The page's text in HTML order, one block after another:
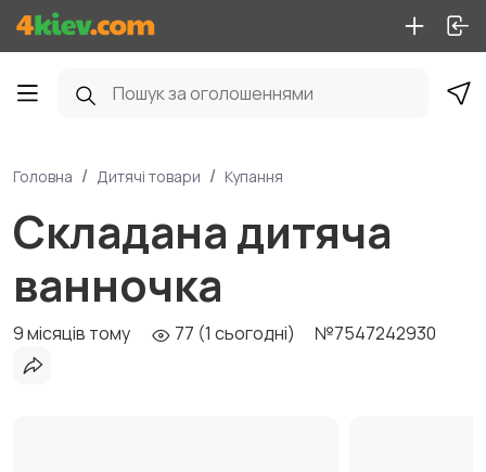
Головна Дитячі товари Купання
Складана дитяча
ванночка
9 місяців тому 77 (1 сьогодні) №7547242930